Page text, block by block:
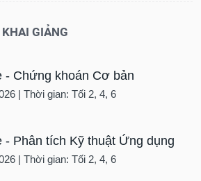
GIẢNG
- Chứng khoán Cơ bản
| Thời gian: Tối 2, 4, 6
- Phân tích Kỹ thuật Ứng dụng
| Thời gian: Tối 2, 4, 6